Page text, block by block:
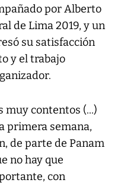
por Alberto
de Lima 2019, y un
su satisfacción
y el trabajo
muy contentos (...)
primera semana,
de parte de Panam
no hay que
con